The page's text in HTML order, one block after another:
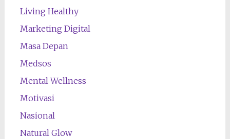
Living Healthy
Marketing Digital
Masa Depan
Medsos
Mental Wellness
Motivasi
Nasional
Natural Glow